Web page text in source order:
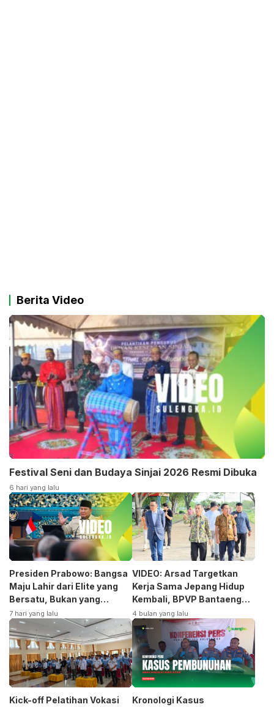
Berita Video
Festival Seni dan Budaya Sinjai 2026 Resmi Dibuka
6 hari yang lalu
Presiden Prabowo: Bangsa
Maju Lahir dari Elite yang
Bersatu, Bukan yang
Terpecah
7 hari yang lalu
VIDEO: Arsad Targetkan
Kerja Sama Jepang Hidup
Kembali, BPVP Bantaeng
Siap Bangkitkan Jurusan
Otomotif
4 bulan yang lalu
Kick-off Pelatihan Vokasi Kronologi Kasus